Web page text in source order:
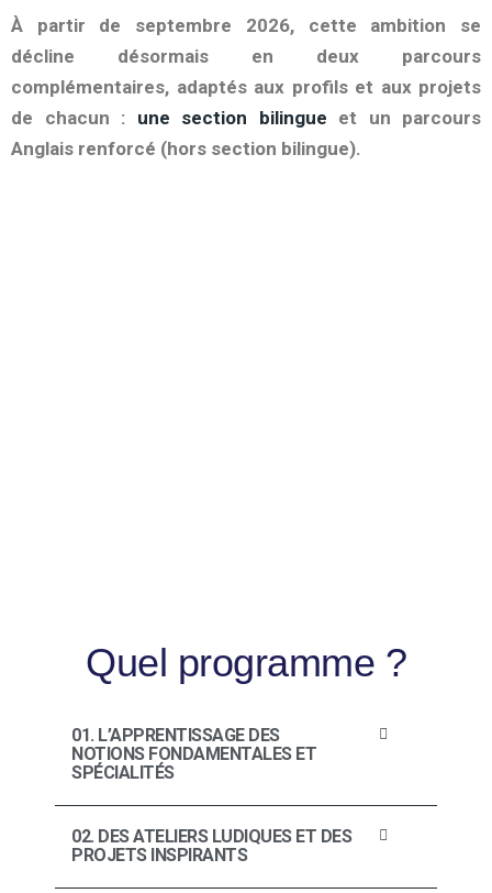
À partir de septembre 2026, cette ambition se
décline désormais en deux parcours
complémentaires, adaptés aux profils et aux projets
de chacun : une section bilingue et un parcours
Anglais renforcé (hors section bilingue).
Quel programme ?
01. L’APPRENTISSAGE DES
NOTIONS FONDAMENTALES ET
SPÉCIALITÉS
02. DES ATELIERS LUDIQUES ET DES
PROJETS INSPIRANTS